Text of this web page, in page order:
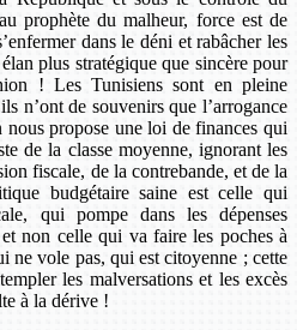
prophète du malheur, force est de
dans le déni et rabâcher les
plus stratégique que sincère pour
! Les Tunisiens sont en pleine
n’ont de souvenirs que l’arrogance
propose une loi de finances qui
de la classe moyenne, ignorant les
fiscale, de la contrebande, et de la
budgétaire saine est celle qui
qui pompe dans les dépenses
non celle qui va faire les poches à
ne vole pas, qui est citoyenne ; cette
les malversations et les excès
à la dérive !